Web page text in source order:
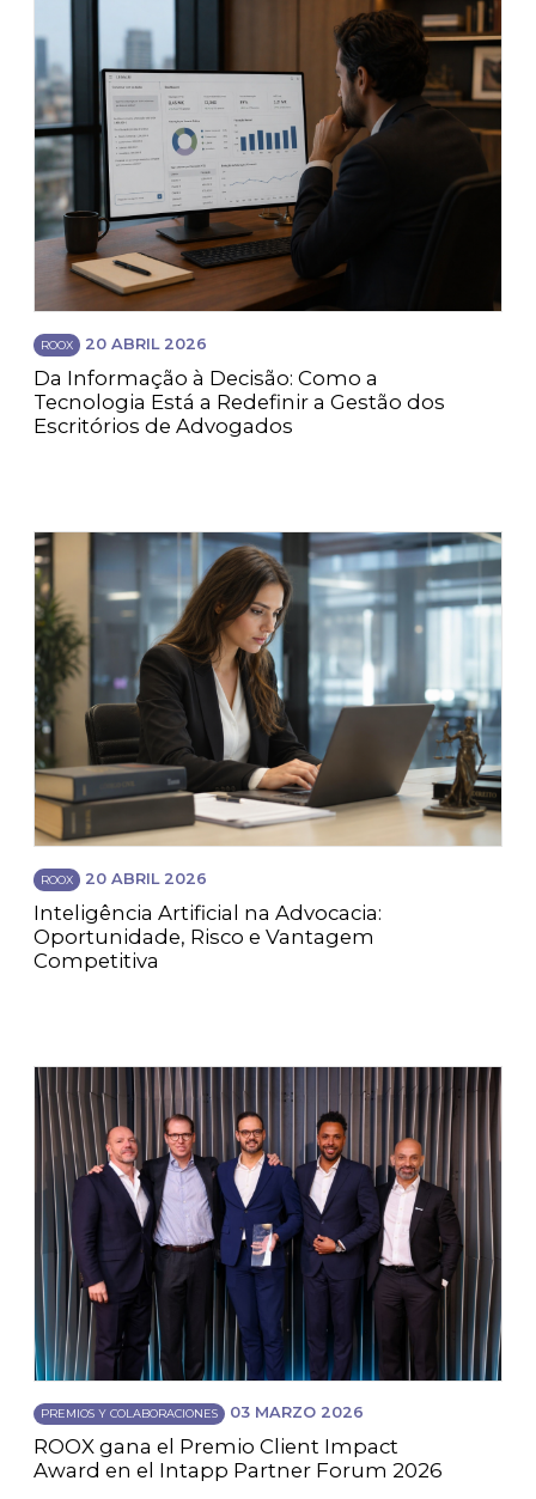
ROOX 20 ABRIL 2026
Da Informação à Decisão: Como a
Tecnologia Está a Redefinir a Gestão dos
Escritórios de Advogados
ROOX 20 ABRIL 2026
Inteligência Artificial na Advocacia:
Oportunidade, Risco e Vantagem
Competitiva
PREMIOS Y COLABORACIONES 03 MARZO 2026
ROOX gana el Premio Client Impact
Award en el Intapp Partner Forum 2026